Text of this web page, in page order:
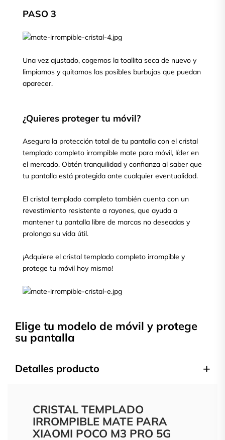
PASO 3
Una vez ajustado, cogemos la toallita seca de nuevo y
limpiamos y quitamos las posibles burbujas que puedan
aparecer.
¿Quieres proteger tu móvil?
Asegura la protección total de tu pantalla con el cristal
templado completo irrompible mate para móvil, líder en
el mercado. Obtén tranquilidad y confianza al saber que
tu pantalla está protegida ante cualquier eventualidad.
El cristal templado completo también cuenta con un
revestimiento resistente a rayones, que ayuda a
mantener tu pantalla libre de marcas no deseadas y
prolonga su vida útil.
¡Adquiere el cristal templado completo irrompible y
protege tu móvil hoy mismo!
Elige tu modelo de móvil y protege
su pantalla
Detalles producto
CRISTAL TEMPLADO
IRROMPIBLE MATE PARA
XIAOMI POCO M3 PRO 5G